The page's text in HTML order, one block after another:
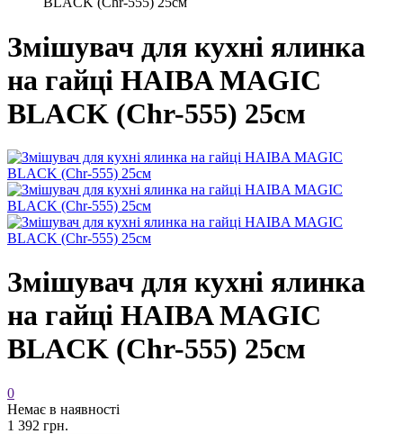
Змішувач для кухні ялинка
на гайці HAIBA MAGIC
BLACK (Chr-555) 25см
Змішувач для кухні ялинка
на гайці HAIBA MAGIC
BLACK (Chr-555) 25см
0
Немає в наявності
1 392 грн.